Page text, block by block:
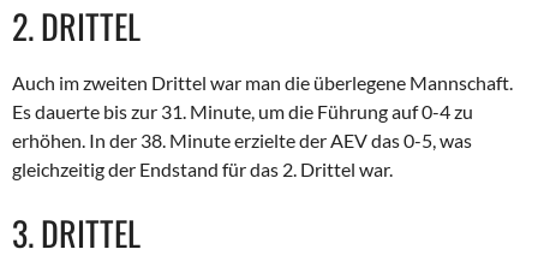
2. DRITTEL
Auch im zweiten Drittel war man die überlegene Mannschaft.
Es dauerte bis zur 31. Minute, um die Führung auf0-4zu
erhöhen. In der 38. Minute erzielte der AEV das0-5, was
gleichzeitig der Endstand für das 2. Drittel war.
3. DRITTEL